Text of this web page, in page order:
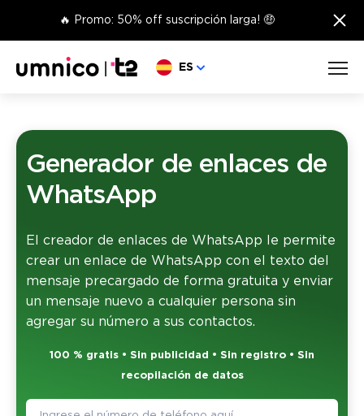
🔥 Promo: 50% off suscripción larga! 🤑 ×
Elige lengua
ES
Generador de enlaces de
WhatsApp
El creador de enlaces de WhatsApp le permite
crear un enlace de WhatsApp con el texto del
mensaje precargado de forma gratuita y enviar
un mensaje nuevo a cualquier persona sin
agregar su número a sus contactos.
100 % gratis • Sin publicidad • Sin registro • Sin
recopilación de datos